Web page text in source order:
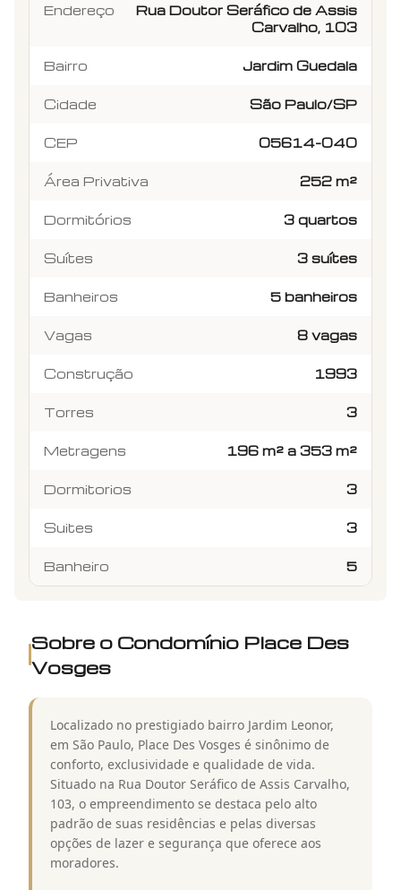
Endereço
Rua Doutor Seráfico de Assis
Carvalho, 103
Bairro Jardim Guedala
Cidade São Paulo/SP
CEP 05614-040
Área Privativa 252 m²
Dormitórios 3 quartos
Suítes 3 suítes
Banheiros 5 banheiros
Vagas 8 vagas
Construção 1993
Torres 3
Metragens 196 m² a 353 m²
Dormitorios 3
Suites 3
Banheiro 5
Sobre o Condomínio Place Des
Vosges
Localizado no prestigiado bairro Jardim Leonor,
em São Paulo, Place Des Vosges é sinônimo de
conforto, exclusividade e qualidade de vida.
Situado na Rua Doutor Seráfico de Assis Carvalho,
103, o empreendimento se destaca pelo alto
padrão de suas residências e pelas diversas
opções de lazer e segurança que oferece aos
moradores.